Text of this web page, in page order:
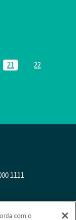
Usar ABA
Página
21 Página
22
1111
com o